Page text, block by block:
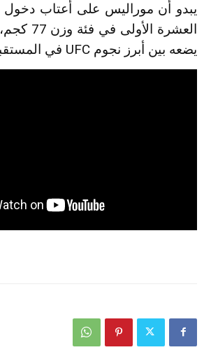
يبدو أن موراليس على أعتاب دخول
العشرة
يضعه بين أبرز نجوم UFC في المستقبل القريب.